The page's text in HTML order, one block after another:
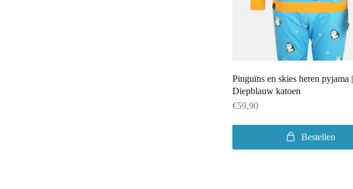
Pinguïns en skies heren pyjama |
Diepblauw katoen
€59,90
Bestellen